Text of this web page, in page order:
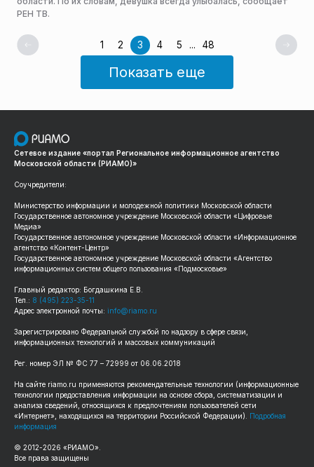
РЕН ТВ.
1 2 3 4 5 ... 48
Показать еще
Сетевое издание «портал Региональное информационное агентство
Московской области (РИАМО)»
Соучредители:
Министерство информации и молодежной политики Московской области
Государственное автономное учреждение Московской области «Цифровые
Медиа»
Государственное автономное учреждение Московской области «Информационное
агентство «Контент-Центр»
Государственное автономное учреждение Московской области «Агентство
информационных систем общего пользования «Подмосковье»
Главный редактор: Богдашкина Е.В.
Тел.: 8 (495) 223-35-11
Адрес электронной почты: info@riamo.ru
Зарегистрировано Федеральной службой по надзору в сфере связи,
информационных технологий и массовых коммуникаций
Рег. номер ЭЛ № ФС 77 – 72999 от 06.06.2018
На сайте riamo.ru применяются рекомендательные технологии (информационные
технологии предоставления информации на основе сбора, систематизации и
анализа сведений, относящихся к предпочтениям пользователей сети
«Интернет», находящихся на территории Российской Федерации). Подробная
информация
© 2012-2026 «РИАМО».
Все права защищены